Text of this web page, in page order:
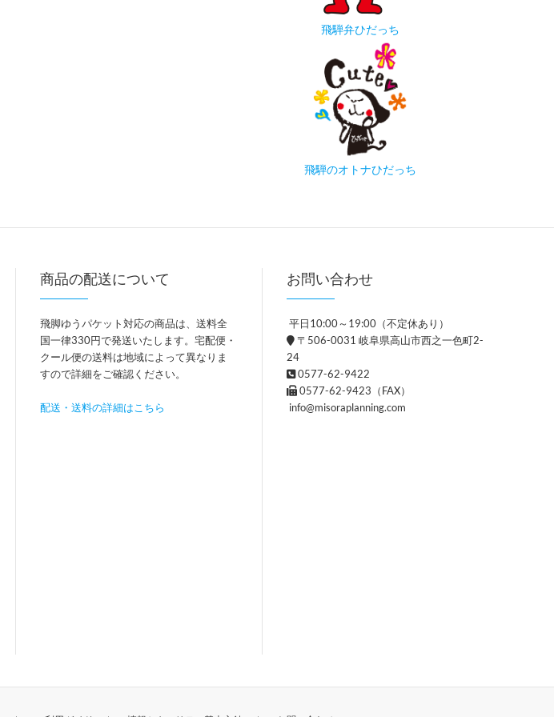
飛騨弁ひだっち
飛騨のオトナひだっち
商品の配送について
飛脚ゆうパケット対応の商品は、送料全
国一律330円で発送いたします。宅配便・
クール便の送料は地域によって異なりま
すので詳細をご確認ください。
配送・送料の詳細はこちら
お問い合わせ
平日10:00～19:00（不定休あり）
〒506-0031 岐阜県高山市西之一色町2-
24
0577-62-9422
0577-62-9423（FAX）
info@misoraplanning.com